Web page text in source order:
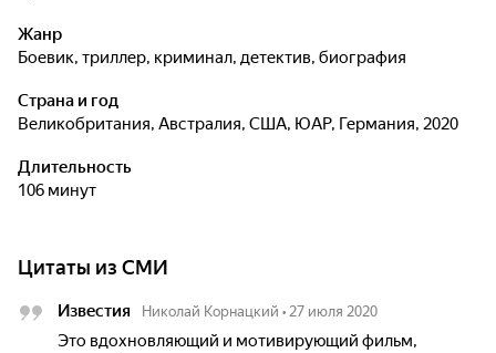
Жанр
боевик, триллер, криминал, детектив, биография
Страна и год
Великобритания, Австралия, США, ЮАР, Германия, 2020
Длительность
106 минут
Цитаты из СМИ
Известия Николай Корнацкий • 27 июля 2020
Это вдохновляющий и мотивирующий фильм,